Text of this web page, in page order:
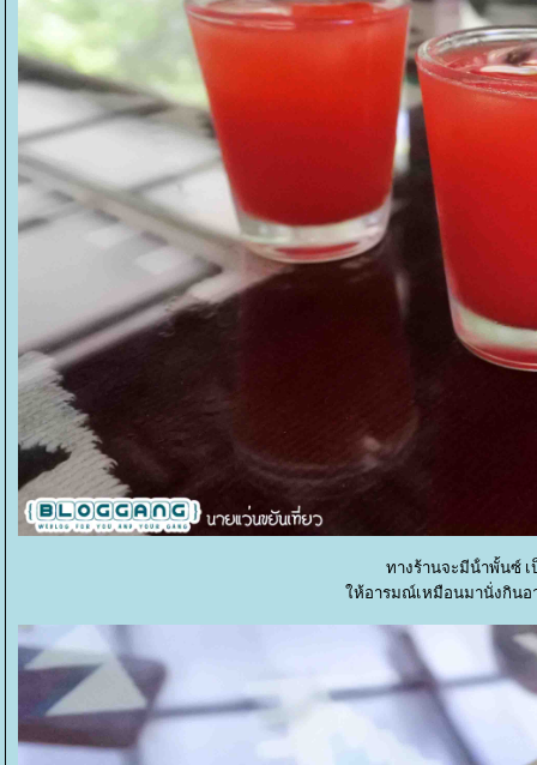
ทางร้านจะมีน้ําพั้นซ์ เ
ห้อารมณ์เหมือนมานั่งกินอา